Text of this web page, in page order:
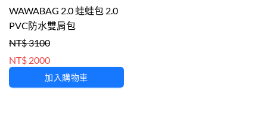
WAWABAG 2.0 蛙蛙包 2.0
PVC防水雙肩包
NT$ 3100
NT$ 2000
加入購物車